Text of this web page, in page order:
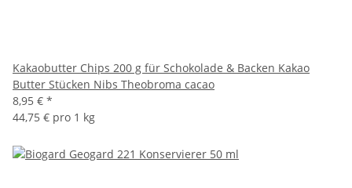
Kakaobutter Chips 200 g für Schokolade & Backen Kakao
Butter Stücken Nibs Theobroma cacao
8,95 € *
44,75 € pro 1 kg